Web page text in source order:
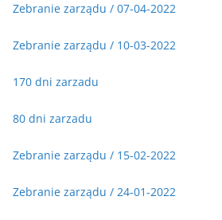
Zebranie zarządu / 07-04-2022
Zebranie zarządu / 10-03-2022
170 dni zarzadu
80 dni zarzadu
Zebranie zarządu / 15-02-2022
Zebranie zarządu / 24-01-2022